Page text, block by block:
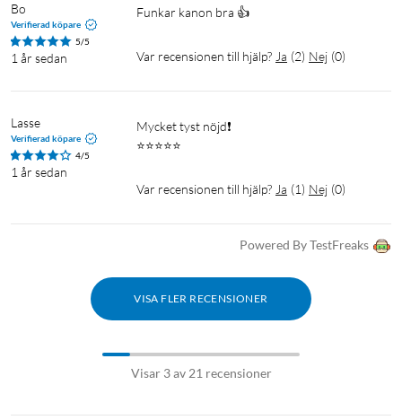
Bo
Verifierad köpare
5/5
1 år sedan
Funkar kanon bra 👍
Var recensionen till hjälp? Ja (2) Nej (0)
Lasse
Verifierad köpare
4/5
1 år sedan
Mycket tyst nöjd❗️
⭐️⭐️⭐️⭐️⭐️
Var recensionen till hjälp? Ja (1) Nej (0)
Powered By TestFreaks
VISA FLER RECENSIONER
Visar 3 av 21 recensioner